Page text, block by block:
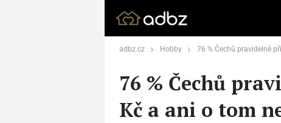
adbz.cz Hobby 76 % Čechů pravidelně přichází o 5 000 Kč a ani o tom
76 % Čechů
Kč a ani o tom